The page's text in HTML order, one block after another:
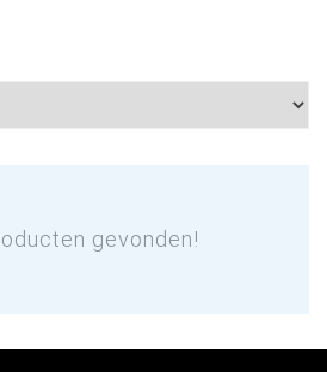
gevonden!